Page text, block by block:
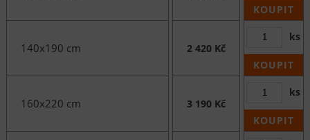
KOUPIT
140x190 cm 2 420 Kč
ks
KOUPIT
160x220 cm 3 190 Kč
ks
KOUPIT